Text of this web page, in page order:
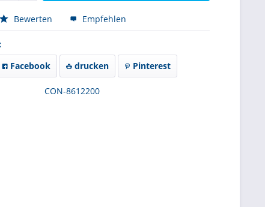
Bewerten Empfehlen
Facebook drucken Pinterest
CON-8612200